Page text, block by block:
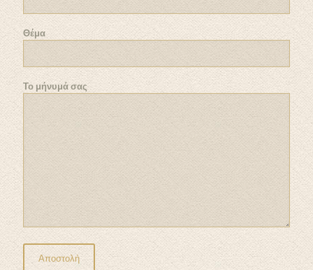
Θέμα
Το μήνυμά σας